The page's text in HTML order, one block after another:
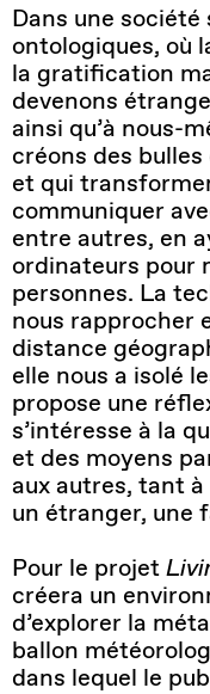
Dans une
ontologiques, où
la gratification
devenons
ainsi qu’à nous-
créons des
et qui
communiquer
entre autres, en
ordinateurs pour
personnes. La
nous rapprocher
distance
elle nous a isolé
propose une
s’intéresse à la
et des moyens
aux autres, tant à
un étranger, une
Pour le projet
créera un
d’explorer la
ballon
dans lequel le